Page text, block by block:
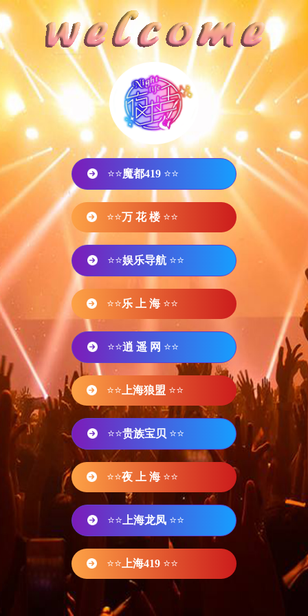
⭐⭐魔都419 ⭐⭐
⭐⭐万 花 楼 ⭐⭐
⭐⭐娱乐导航 ⭐⭐
⭐⭐乐 上 海 ⭐⭐
⭐⭐逍 遥 网 ⭐⭐
⭐⭐ 上海狼盟 ⭐⭐
⭐⭐贵族宝贝 ⭐⭐
⭐⭐夜 上 海 ⭐⭐
⭐⭐ 上海龙凤 ⭐⭐
⭐⭐ 上海419 ⭐⭐